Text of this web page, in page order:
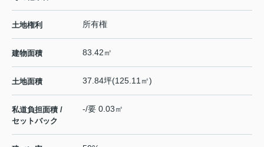
土地権利 所有権
建物面積 83.42㎡
土地面積 37.84坪(125.11㎡)
私道負担面積 /
セットバック
-/要 0.03㎡